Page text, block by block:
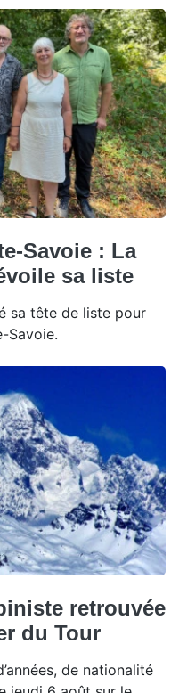
Savoie : La
sa liste
sa tête de liste pour
Savoie.
retrouvée
du Tour
de nationalité